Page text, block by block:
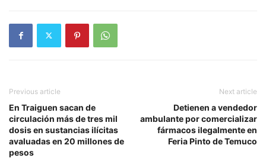
Previous article
En Traiguen sacan de
circulación más de tres mil
dosis en sustancias ilícitas
avaluadas en 20 millones de
pesos
Next article
Detienen a vendedor
ambulante por comercializar
fármacos ilegalmente en
Feria Pinto de Temuco